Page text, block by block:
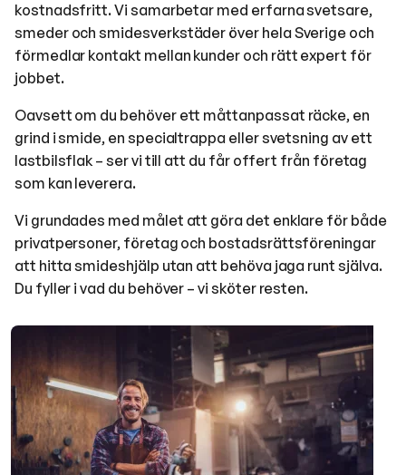
kostnadsfritt. Vi samarbetar med erfarna svetsare,
smeder och smidesverkstäder över hela Sverige och
förmedlar kontakt mellan kunder och rätt expert för
jobbet.
Oavsett om du behöver ett måttanpassat räcke, en
grind i smide, en specialtrappa eller svetsning av ett
lastbilsflak – ser vi till att du får offert från företag
som kan leverera.
Vi grundades med målet att göra det enklare för både
privatpersoner, företag och bostadsrättsföreningar
att hitta smideshjälp utan att behöva jaga runt själva.
Du fyller i vad du behöver – vi sköter resten.